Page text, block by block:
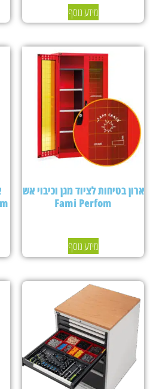
מידע נוסף
ארון בטיחות לציוד מגן וכיבוי אש
Fami Perfom
מידע נוסף